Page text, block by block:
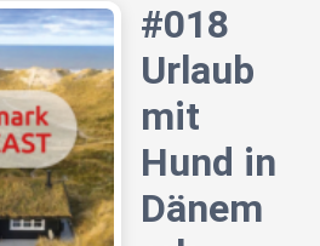
#018
Urlaub
mit
Hund in
Dänem